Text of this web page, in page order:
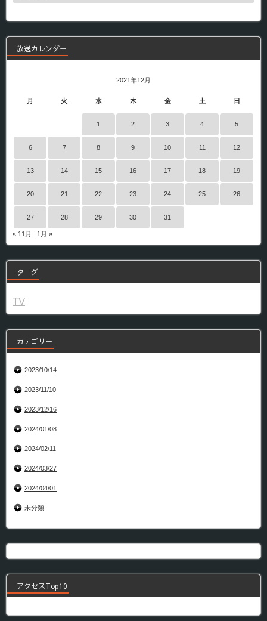
組
放送カレンダー
2021年12月
月 火 水 木 金 土 日
1 2 3 4 5
6 7 8 9 10 11 12
13 14 15 16 17 18 19
20 21 22 23 24 25 26
27 28 29 30 31
« 11月 1月 »
タ グ
TV
カテゴリー
2023/10/14
2023/11/10
2023/12/16
2024/01/08
2024/02/11
2024/03/27
2024/04/01
未分類
アクセスTop10